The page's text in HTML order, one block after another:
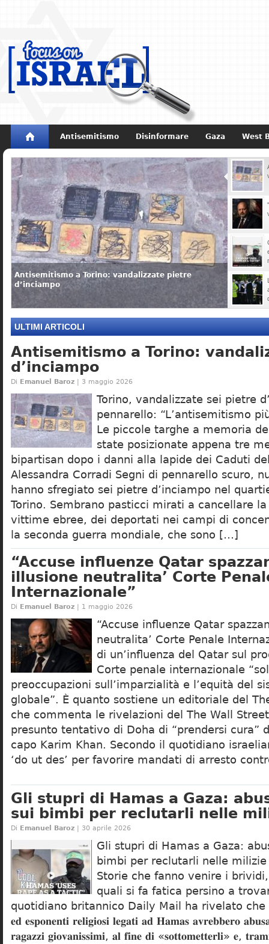
Antisemitismo Disinformare Gaza West
Non dimenticare Storia di Israele
Antisemitismo a Torino: vandalizzate pietre
d’inciampo
ULTIMI ARTICOLI
Antisemitismo a Torino:
d’inciampo
Di Emanuel Baroz | 3 maggio 2026
Torino, vandalizzate sei pietre
pennarello: “L’antisemitismo
Le piccole targhe a memoria
state posizionate appena tre
bipartisan dopo i danni alla lapide dei Caduti
Alessandra Corradi Segni di pennarello scuro,
hanno sfregiato sei pietre d’inciampo nel
Torino. Sembrano pasticci mirati a cancellare
vittime ebree, dei deportati nei campi di
la seconda guerra mondiale, che sono […]
“Accuse influenze Qatar
illusione neutralita’ Corte
Internazionale”
Di Emanuel Baroz | 1 maggio 2026
“Accuse influenze Qatar
neutralita’ Corte Penale
di un’influenza del Qatar sul
Corte penale internazionale
preoccupazioni sull’imparzialità e l’equità del
globale”. È quanto sostiene un editoriale del
che commenta le rivelazioni del The Wall
presunto tentativo di Doha di “prendersi cura”
capo Karim Khan. Secondo il quotidiano
‘do ut des’ per favorire mandati di arresto
Gli stupri di Hamas a Gaza:
sui bimbi per reclutarli nelle
Di Emanuel Baroz | 30 aprile 2026
Gli stupri di Hamas a Gaza:
bimbi per reclutarli nelle milizie
Storie che fanno venire i
quali si fa fatica persino a
quotidiano britannico Daily Mail ha rivelato che 𝐚
𝐞𝐝 𝐞𝐬𝐩𝐨𝐧𝐞𝐧𝐭𝐢 𝐫𝐞𝐥𝐢𝐠𝐢𝐨𝐬𝐢 𝐥𝐞𝐠𝐚𝐭𝐢 𝐚𝐝 𝐇𝐚𝐦𝐚𝐬 𝐚𝐯𝐫𝐞𝐛𝐛𝐞𝐫𝐨
𝐫𝐚𝐠𝐚𝐳𝐳𝐢 𝐠𝐢𝐨𝐯𝐚𝐧𝐢𝐬𝐬𝐢𝐦𝐢, 𝐚𝐥 𝐟𝐢𝐧𝐞 𝐝𝐢 «𝐬𝐨𝐭𝐭𝐨𝐦𝐞𝐭𝐭𝐞𝐫𝐥𝐢» 𝐞,